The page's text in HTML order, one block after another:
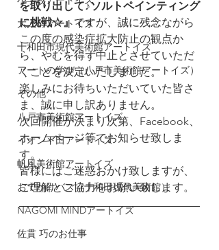
大人のアートイズ
十和田市現代美術館アートイズ
アートの学び（八戸市美術館アートイズ）
その他
八戸市美術館アートイズ
イオン下田アートイズ
帆風美術館アートイズ
おでかけバス（十和田現代美術館）
NAGOMI MINDアートイズ
佐貫 巧のお仕事
を取り出して♪ソルトペインティング
に挑戦☆』ですが、誠に残念ながら
この度の感染症拡大防止の観点か
ら、やむを得ず中止とさせていただ
くことを決定いたしました。
楽しみにお待ちいただいていた皆さ
ま、誠に申し訳ありません。
次回開催が決まり次第、Facebook、
ホームページ等でお知らせ致しま
す。
皆様にはご迷惑おかけ致しますが、
ご理解とご協力をお願い致します。